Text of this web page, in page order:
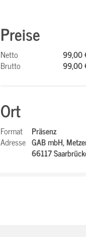
Preise
Netto
99,00
Brutto
99,00
Ort
Format
Präsenz
Adresse GAB mbH,
66117